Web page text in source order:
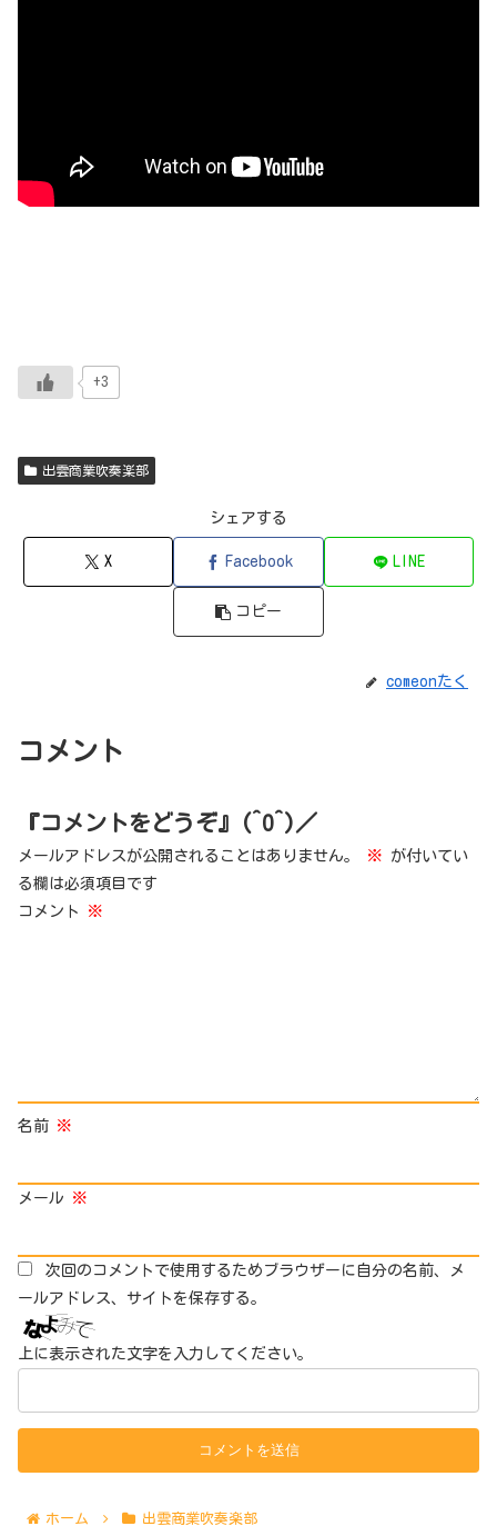
+3
出雲商業吹奏楽部
シェアする
X Facebook LINE
コピー
comeonたく
コメント
『コメントをどうぞ』(^O^)／
メールアドレスが公開されることはありません。 ※ が付いてい
る欄は必須項目です
コメント ※
名前 ※
メール ※
次回のコメントで使用するためブラウザーに自分の名前、メ
ールアドレス、サイトを保存する。
上に表示された文字を入力してください。
ホーム 出雲商業吹奏楽部